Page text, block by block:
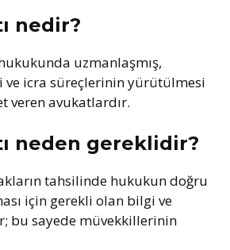
nedir?
uzmanlaşmış,
ve icra süreçlerinin yürütülmesi
veren avukatlardır.
neden gereklidir?
tahsilinde hukukun doğru
için gerekli olan bilgi ve
bu sayede müvekkillerinin